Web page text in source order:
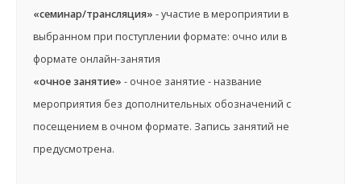
«семинар/трансляция» - участие в мероприятии в
выбранном при поступлении формате: очно или в
формате онлайн-занятия
«очное занятие» - очное занятие - название
мероприятия без дополнительных обозначений с
посещением в очном формате. Запись занятий не
предусмотрена.